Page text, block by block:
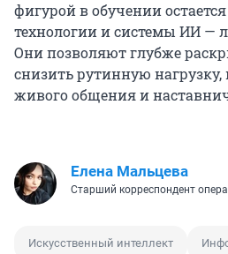
фигурой в обучении
технологии и системы ИИ —
Они позволяют глубже
снизить рутинную
живого общения и
Елена Мальцева
Старший корреспондент
Искусственный интеллект